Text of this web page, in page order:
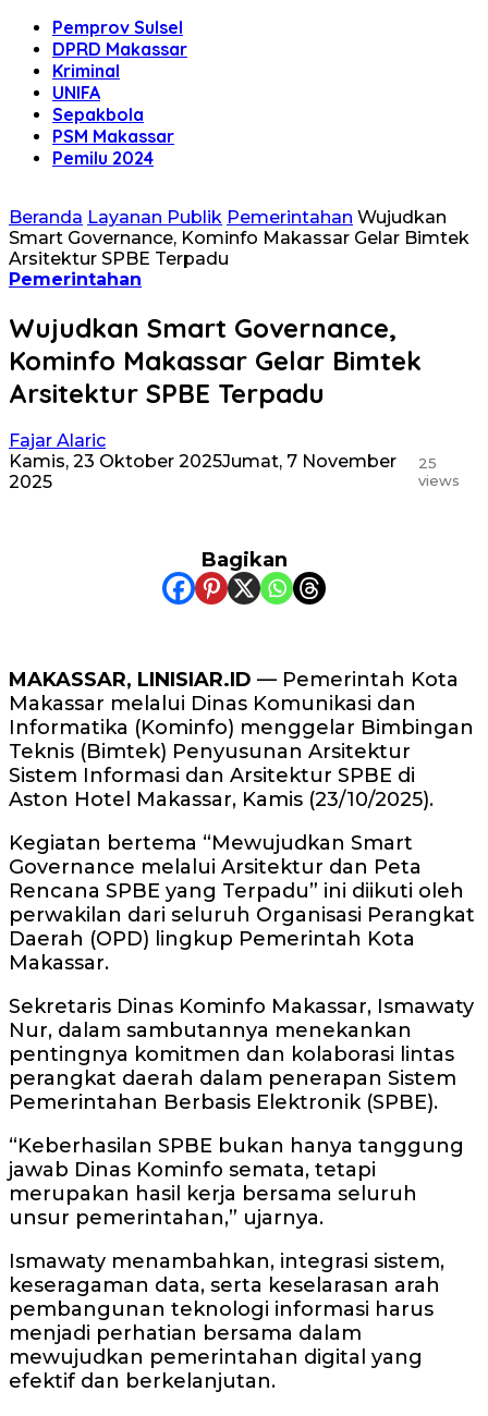
Pemprov Sulsel
DPRD Makassar
Kriminal
UNIFA
Sepakbola
PSM Makassar
Pemilu 2024
Beranda Layanan Publik Pemerintahan Wujudkan
Smart Governance, Kominfo Makassar Gelar Bimtek
Arsitektur SPBE Terpadu
Pemerintahan
Wujudkan Smart Governance,
Kominfo Makassar Gelar Bimtek
Arsitektur SPBE Terpadu
Fajar Alaric
Kamis, 23 Oktober 2025Jumat, 7 November
2025
25
views
Bagikan
MAKASSAR, LINISIAR.ID — Pemerintah Kota
Makassar melalui Dinas Komunikasi dan
Informatika (Kominfo) menggelar Bimbingan
Teknis (Bimtek) Penyusunan Arsitektur
Sistem Informasi dan Arsitektur SPBE di
Aston Hotel Makassar, Kamis (23/10/2025).
Kegiatan bertema “Mewujudkan Smart
Governance melalui Arsitektur dan Peta
Rencana SPBE yang Terpadu” ini diikuti oleh
perwakilan dari seluruh Organisasi Perangkat
Daerah (OPD) lingkup Pemerintah Kota
Makassar.
Sekretaris Dinas Kominfo Makassar, Ismawaty
Nur, dalam sambutannya menekankan
pentingnya komitmen dan kolaborasi lintas
perangkat daerah dalam penerapan Sistem
Pemerintahan Berbasis Elektronik (SPBE).
“Keberhasilan SPBE bukan hanya tanggung
jawab Dinas Kominfo semata, tetapi
merupakan hasil kerja bersama seluruh
unsur pemerintahan,” ujarnya.
Ismawaty menambahkan, integrasi sistem,
keseragaman data, serta keselarasan arah
pembangunan teknologi informasi harus
menjadi perhatian bersama dalam
mewujudkan pemerintahan digital yang
efektif dan berkelanjutan.